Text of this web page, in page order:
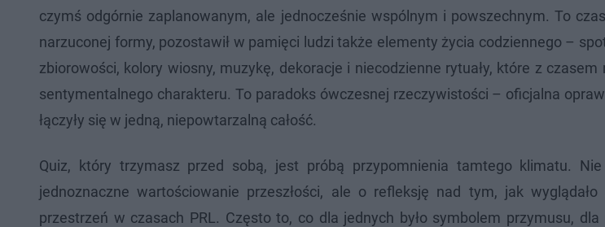
czymś odgórnie zaplanowanym, ale jednocześnie wspólnym i powszechnym. To
narzuconej formy, pozostawił w pamięci ludzi także elementy życia codziennego –
zbiorowości, kolory wiosny, muzykę, dekoracje i niecodzienne rytuały, które z czasem
sentymentalnego charakteru. To paradoks ówczesnej rzeczywistości – oficjalna
łączyły się w jedną, niepowtarzalną całość.
Quiz, który trzymasz przed sobą, jest próbą przypomnienia tamtego klimatu.
jednoznaczne wartościowanie przeszłości, ale o refleksję nad tym, jak wyglądało
przestrzeń w czasach PRL. Często to, co dla jednych było symbolem przymusu,